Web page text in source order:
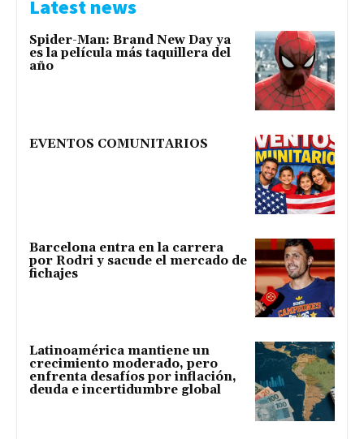
Latest news
Spider-Man: Brand New Day ya
es la película más taquillera del
año
EVENTOS COMUNITARIOS
Barcelona entra en la carrera
por Rodri y sacude el mercado de
fichajes
Latinoamérica mantiene un
crecimiento moderado, pero
enfrenta desafíos por inflación,
deuda e incertidumbre global